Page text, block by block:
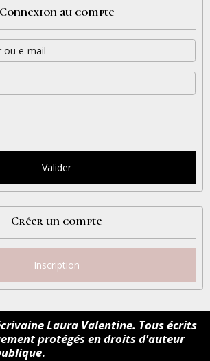
Connexion au compte
Valider
Créer un compte
Inscription
Laura Valentine. Tous écrits
protégésen droits d'auteur
.